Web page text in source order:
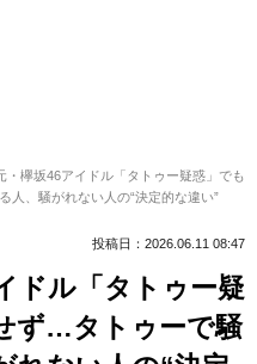
・欅坂46アイドル「タトゥー疑惑」でも
人、騒がれない人の“決定的な違い”
投稿日：2026.06.11 08:47
ドル「タトゥー疑
ず…タトゥーで騒